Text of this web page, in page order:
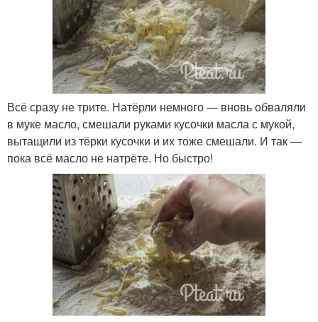
Всё сразу не трите. Натёрли немного — вновь обваляли
в муке масло, смешали руками кусочки масла с мукой,
вытащили из тёрки кусочки и их тоже смешали. И так —
пока всё масло не натрёте. Но быстро!